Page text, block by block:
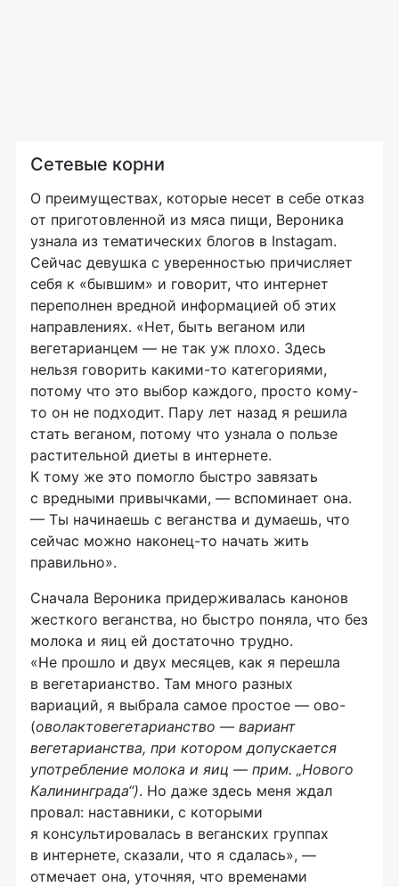
Сетевые корни
О преимуществах, которые несет в себе отказ
от приготовленной из мяса пищи, Вероника
узнала из тематических блогов в Instagam.
Сейчас девушка с уверенностью причисляет
себя к «бывшим» и говорит, что интернет
переполнен вредной информацией об этих
направлениях. «Нет, быть веганом или
вегетарианцем — не так уж плохо. Здесь
нельзя говорить какими-то категориями,
потому что это выбор каждого, просто кому-
то он не подходит. Пару лет назад я решила
стать веганом, потому что узнала о пользе
растительной диеты в интернете.
К тому же это помогло быстро завязать
с вредными привычками, — вспоминает она.
— Ты начинаешь с веганства и думаешь, что
сейчас можно наконец-то начать жить
правильно».
Сначала Вероника придерживалась канонов
жесткого веганства, но быстро поняла, что без
молока и яиц ей достаточно трудно.
«Не прошло и двух месяцев, как я перешла
в вегетарианство. Там много разных
вариаций, я выбрала самое простое — ово-
(оволактовегетарианство — вариант
вегетарианства, при котором допускается
употребление молока и яиц — прим. „Нового
Калининграда“). Но даже здесь меня ждал
провал: наставники, с которыми
я консультировалась в веганских группах
в интернете, сказали, что я сдалась», —
отмечает она, уточняя, что временами